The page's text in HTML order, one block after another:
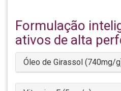
Formulação
ativos de alta
Óleo de Girassol (740mg/